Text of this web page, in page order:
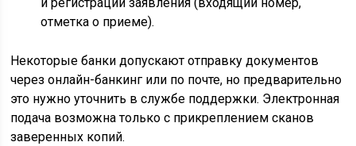
отметка о приеме).
Некоторые банки допускают отправку документов
через онлайн-банкинг или по почте, но предварительно
это нужно уточнить в службе поддержки. Электронная
подача возможна только с прикреплением сканов
заверенных копий.